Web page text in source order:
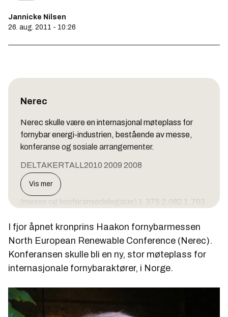
Jannicke Nilsen
26. aug. 2011 - 10:26
Nerec
Nerec skulle være en internasjonal møteplass for
fornybar energi-industrien, bestående av messe,
konferanse og sosiale arrangementer.
DELTAKERTALL2010 2009 2008
Besøkende
(messe og konferansedelegater) 1.375 2.082 1.703
Antall utstillere 76 72 40
Belagt utstillingsareal (m²) 1.059 1.193 817
Vis mer
I fjor åpnet kronprins Haakon fornybarmessen
North European Renewable Conference (Nerec).
Konferansen skulle bli en ny, stor møteplass for
internasjonale fornybaraktører, i Norge.